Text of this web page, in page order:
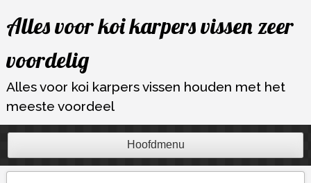
naar
inhoud
Alles voor koi karpers vissen zeer
voordelig
Alles voor koi karpers vissen houden met het
meeste voordeel
Hoofdmenu